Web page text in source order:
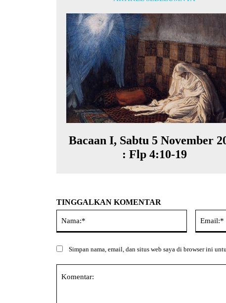
Bacaan I, Sabtu 5 November
: Flp 4:10-19
TINGGALKAN KOMENTAR
Simpan nama, email, dan situs web saya di browser ini